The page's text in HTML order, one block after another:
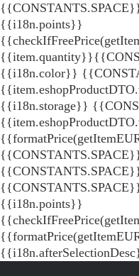
{{i18n.points}}
{{i18n.color}}
{{i18n.storage}}
{{i18n.points}}